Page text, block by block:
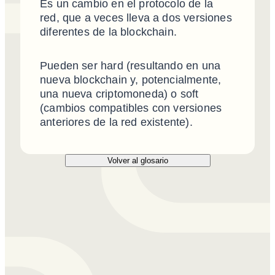
Es un cambio en el protocolo de la
red, que a veces lleva a dos versiones
diferentes de la blockchain.
Pueden ser hard (resultando en una
nueva blockchain y, potencialmente,
una nueva criptomoneda) o soft
(cambios compatibles con versiones
anteriores de la red existente).
Volver al glosario